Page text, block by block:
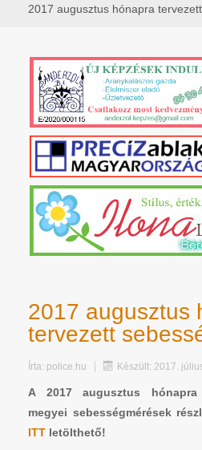
2017 augusztus hónapra
2017 augusztus
tervezett
Írta: police.hu Készült: 2017.
A 2017 augusztus hónapra
megyei sebességmérések
ITT letölthető!